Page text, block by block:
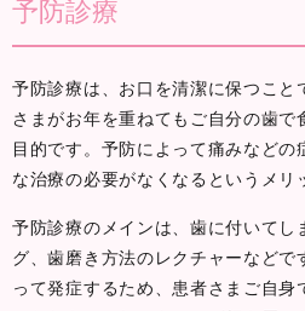
予防診療
予防診療は、お口を清潔に保つこ
さまがお年を重ねてもご自分の歯
目的です。予防によって痛みなどの
な治療の必要がなくなるというメリ
予防診療のメインは、歯に付いてし
グ、歯磨き方法のレクチャーなどで
って発症するため、患者さまご自